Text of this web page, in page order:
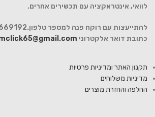
לוואי, אינטראקציה עם תכשירים אחרים.
כתובת דואר אלקטרוני
תקנון האתר ומדיניות פרטיות
מדיניות משלוחים
החלפה והחזרת מוצרים